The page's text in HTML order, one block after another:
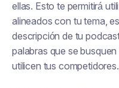
ellas. Esto te permitirá
alineados con tu tema,
descripción de tu
palabras que se
utilicen tus competidores.